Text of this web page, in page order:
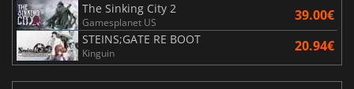
The Sinking City 2
Gamesplanet US 39.00€
STEINS;GATE RE BOOT
Kinguin 20.94€